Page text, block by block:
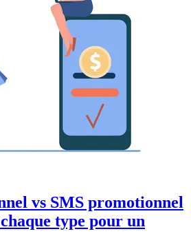
vs SMS promotionnel
type pour un